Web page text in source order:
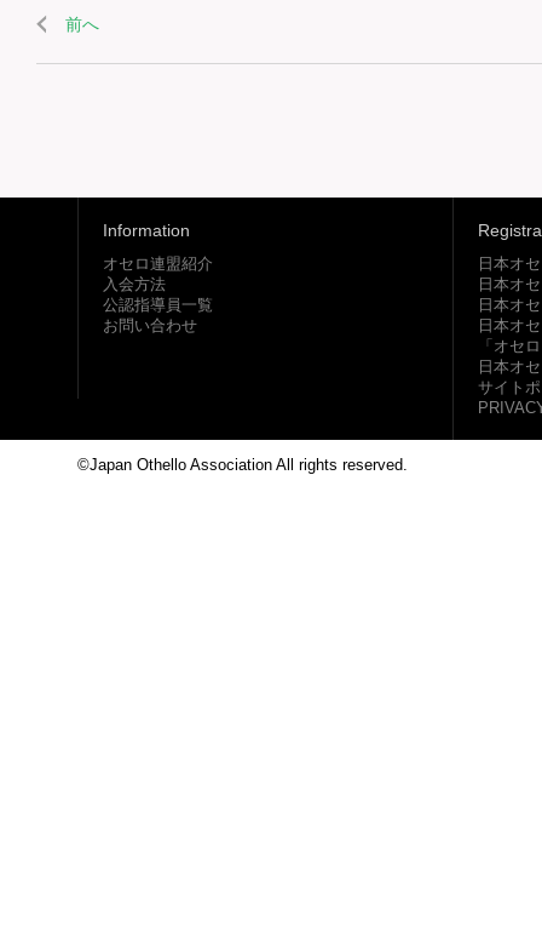
前へ
Information
オセロ連盟紹介
入会方法
公認指導員一覧
お問い合わせ
日本オ
日本オ
日本オ
日本オ
「オセ
日本オ
サイト
©Japan Othello Association All rights reserved.